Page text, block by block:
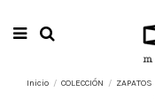
Inicio COLECCIÓN ZAPATOS